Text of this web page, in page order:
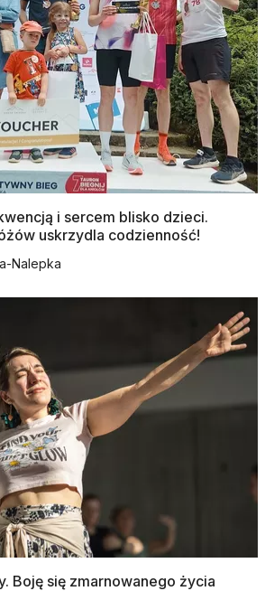
i sercem blisko dzieci.
uskrzydla codzienność!
Nalepka
Boję się zmarnowanego życia